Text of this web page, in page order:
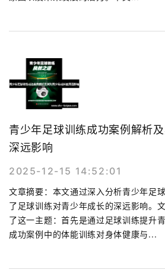
青少年足球训练成功案例解析
深远影响
2025-12-15 14:52:01
文章摘要：本文通过深入分析青少年足
了足球训练对青少年成长的深远影响。
了这一主题：首先是通过足球训练提升
成功案例中的体能训练对身体健康与...